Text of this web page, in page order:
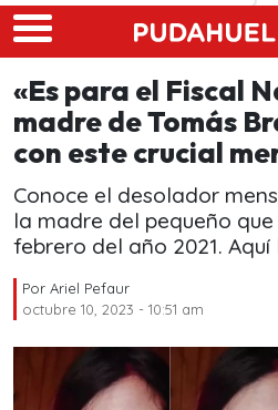
Skip to main content
«Es para el Fiscal
madre de Tomás
con este crucial
Conoce el desolador
la madre del pequeño
febrero del año 2021.
Por Ariel Pefaur
octubre 10, 2023 - 10:51 am